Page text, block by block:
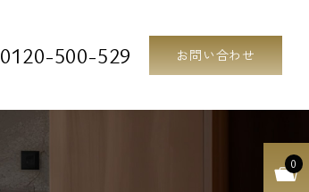
0120-500-529 お問い合わせ
0